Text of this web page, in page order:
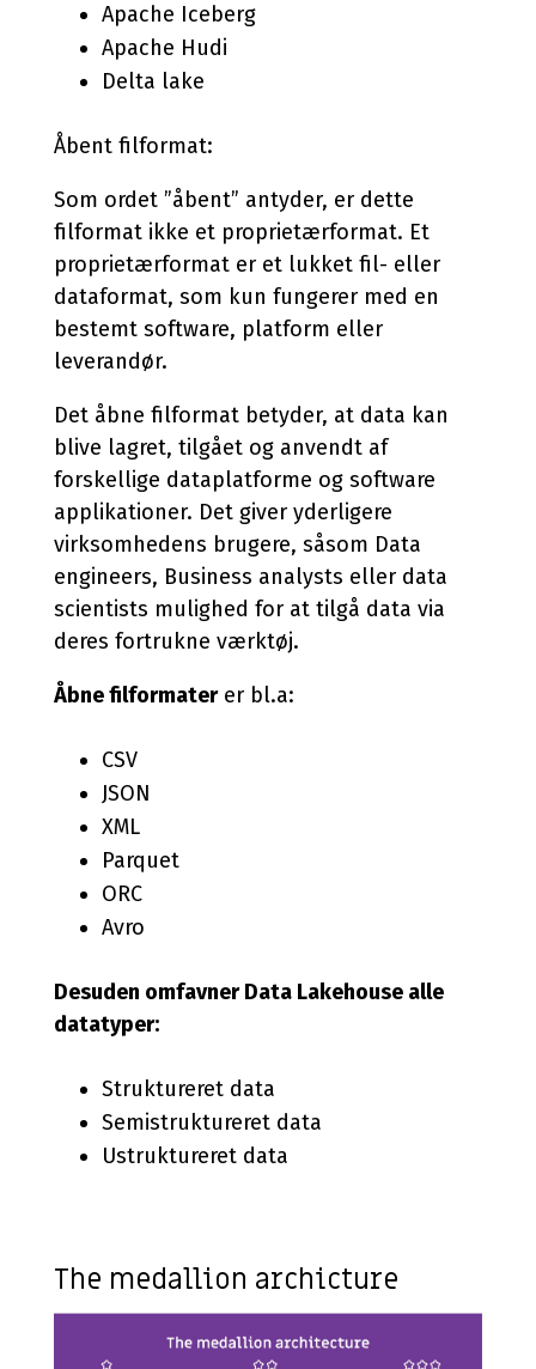
Apache Iceberg
Apache Hudi
Delta lake
Åbent filformat:
Som ordet ”åbent” antyder, er dette
filformat ikke et proprietærformat. Et
proprietærformat er et lukket fil- eller
dataformat, som kun fungerer med en
bestemt software, platform eller
leverandør.
Det åbne filformat betyder, at data kan
blive lagret, tilgået og anvendt af
forskellige dataplatforme og software
applikationer. Det giver yderligere
virksomhedens brugere, såsom Data
engineers, Business analysts eller data
scientists mulighed for at tilgå data via
deres fortrukne værktøj.
Åbne filformaterer bl.a:
CSV
JSON
XML
Parquet
ORC
Avro
Desuden omfavner Data Lakehouse alle
datatyper:
Struktureret data
Semistruktureret data
Ustruktureret data
The medallion archicture